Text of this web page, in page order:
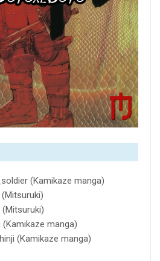
(Kamikaze manga)
(Kamikaze manga)
(Kamikaze manga)